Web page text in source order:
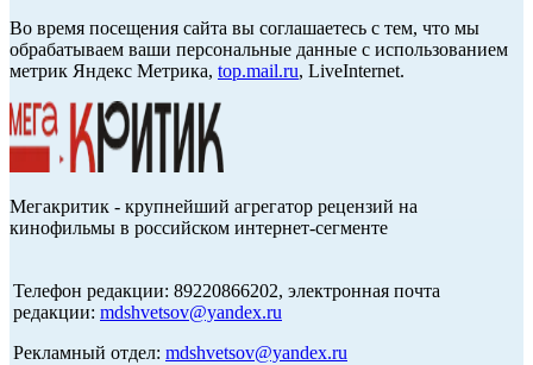
Во время посещения сайта вы соглашаетесь с тем, что мы
обрабатываем ваши персональные данные с использованием
метрик Яндекс Метрика, top.mail.ru, LiveInternet.
Мегакритик - крупнейший агрегатор рецензий на
кинофильмы в российском интернет-сегменте
Телефон редакции: 89220866202, электронная почта
редакции: mdshvetsov@yandex.ru
Рекламный отдел: mdshvetsov@yandex.ru